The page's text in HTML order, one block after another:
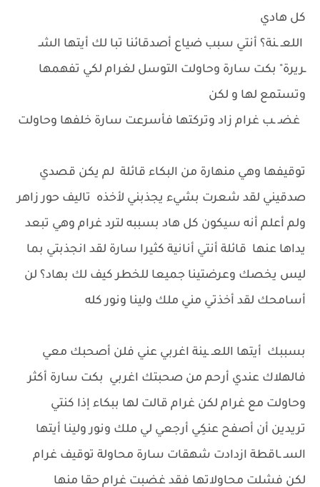
كل هادي
اللعـ ـنة؟ أنتي سبب ضياع أصدقائنا تبا لك أيتها الشـ
ـريرة" بكت سارة وحاولت التوسل لغرام لكي تفهمها
وتستمع لها و لكن
غضـ ـب غرام زاد وتركتها فأسرعت سارة خلفها وحاولت
توقيفها وهي منهارة من البكاء قائلة لم يكن قصدي
صدقيني لقد شعرت بشيء يجذبني لأخذه تاليف حور زاهر
ولم أعلم أنه سيكون كل هاد بسببه لترد غرام وهي تبعد
يداها عنها قائلة أنتي أنانية كثيرا سارة لقد انجذبتي بما
ليس يخصك وعرضتينا جميعا للخطر كيف لك بهاد؟ لن
أسامحك لقد أخذتي مني ملك ولينا ونور كله
بسببك أيتها اللعـ ـينة اغربي عني فلن أصحبك معي
فالهلاك عندي أرحم من صحبتك اغربي بكت سارة أكثر
وحاولت مع غرام لكن غرام قالت لها ببكاء إذا كنتي
تريدين أن أصفح عنكِي أرجعي لي ملك ونور ولينا أيتها
السـ ـاقطة ازدادت شهقات سارة محاولة توقيف غرام
لكن فشلت محاولاتها فقد غضبت غرام حقا منها